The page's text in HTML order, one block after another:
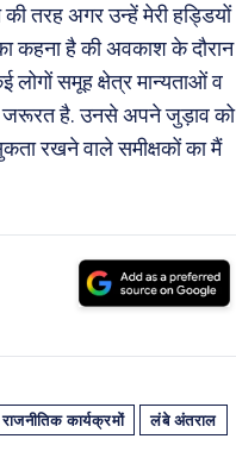
तरह अगर उन्हें मेरी हड्डियों
कहना है की अवकाश के दौरान
समूह क्षेत्र मान्यताओं व
जरूरत है. उनसे अपने जुड़ाव को
रखने वाले समीक्षकों का मैं
राजनीतिक कार्यक्रमों
लंबे अंतराल